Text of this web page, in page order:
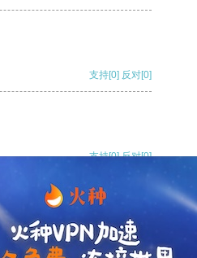
支持[0] 反对[0]
支持[0] 反对[0]
支持[0] 反对